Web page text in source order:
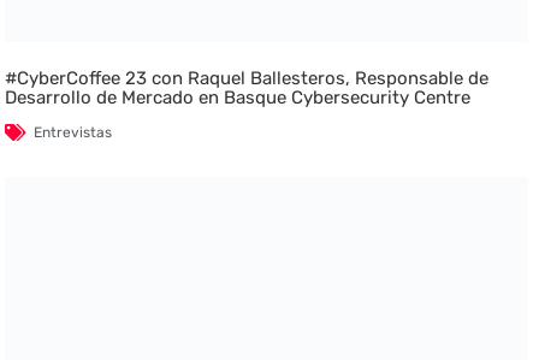
#CyberCoffee 23 con Raquel Ballesteros, Responsable de
Desarrollo de Mercado en Basque Cybersecurity Centre
Entrevistas